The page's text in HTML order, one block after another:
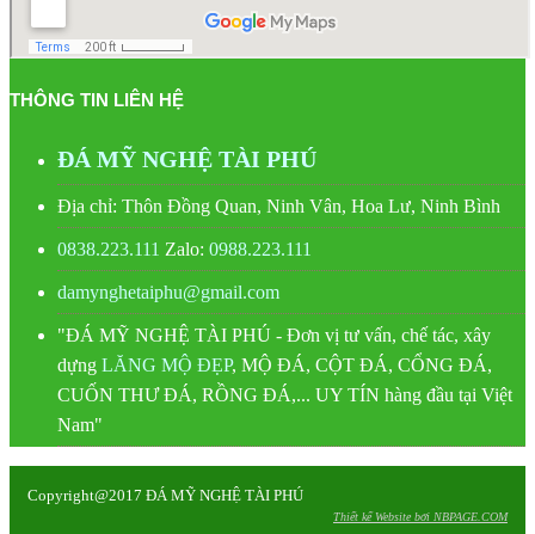
THÔNG TIN LIÊN HỆ
ĐÁ MỸ NGHỆ TÀI PHÚ
Địa chỉ: Thôn Đồng Quan, Ninh Vân, Hoa Lư, Ninh Bình
0838.223.111 Zalo: 0988.223.111
damynghetaiphu@gmail.com
"ĐÁ MỸ NGHỆ TÀI PHÚ - Đơn vị tư vấn, chế tác, xây
dựng LĂNG MỘ ĐẸP, MỘ ĐÁ, CỘT ĐÁ, CỔNG ĐÁ,
CUỐN THƯ ĐÁ, RỒNG ĐÁ,... UY TÍN hàng đầu tại Việt
Nam"
Copyright@2017 ĐÁ MỸ NGHỆ TÀI PHÚ
Thiết kế Website bởi NBPAGE.COM